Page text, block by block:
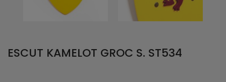
ESCUT KAMELOT GROC S. ST534